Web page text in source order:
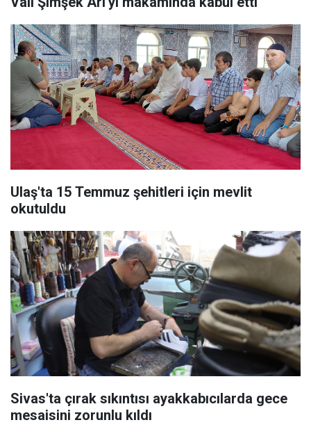
Ulaş'ta 15 Temmuz şehitleri için mevlit
okutuldu
Sivas'ta çırak sıkıntısı ayakkabıcılarda gece
mesaisini zorunlu kıldı